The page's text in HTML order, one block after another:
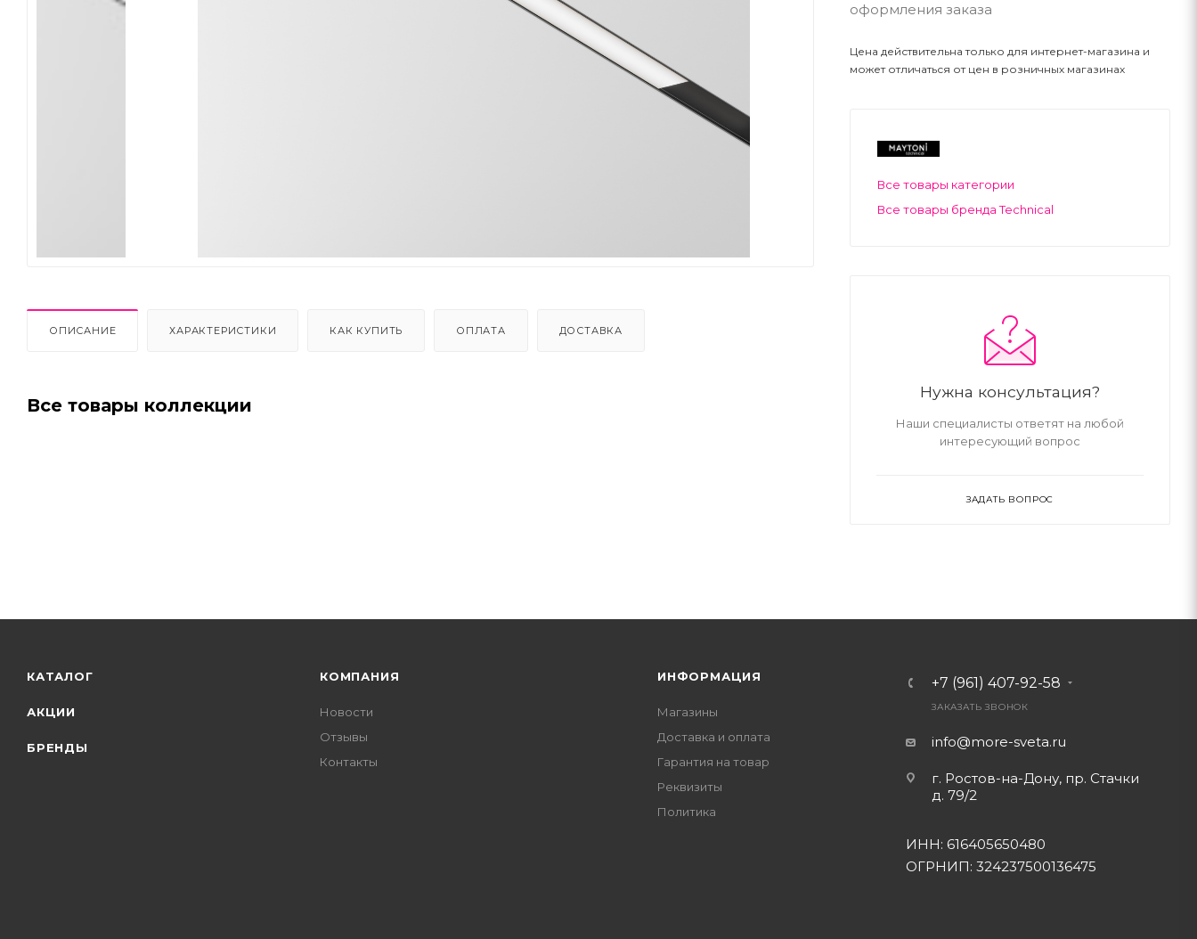
ОПИСАНИЕ ХАРАКТЕРИСТИКИ КАК КУПИТЬ ОПЛАТА ДОСТАВКА
Все товары коллекции
оформления заказа
Цена действительна только для интернет-магазина и
может отличаться от цен в розничных магазинах
Все товары категории
Все товары бренда Technical
Нужна консультация?
Наши специалисты ответят на любой
интересующий вопрос
ЗАДАТЬ ВОПРОС
КАТАЛОГ
АКЦИИ
БРЕНДЫ
КОМПАНИЯ
Новости
Отзывы
Контакты
ИНФОРМАЦИЯ
Магазины
Доставка и оплата
Гарантия на товар
Реквизиты
Политика
+7 (961) 407-92-58
ЗАКАЗАТЬ ЗВОНОК
info@more-sveta.ru
г. Ростов-на-Дону, пр. Стачки
д. 79/2
ИНН: 616405650480
ОГРНИП: 324237500136475